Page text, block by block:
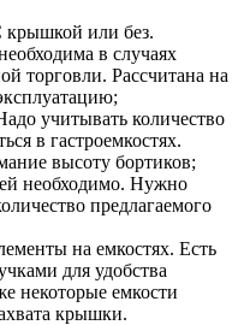
крышкой или без.
в случаях
торговли. Рассчитана на
учитывать количество
в гастроемкостях.
высоту бортиков;
необходимо. Нужно
предлагаемого
на емкостях. Есть
для удобства
некоторые емкости
крышки.